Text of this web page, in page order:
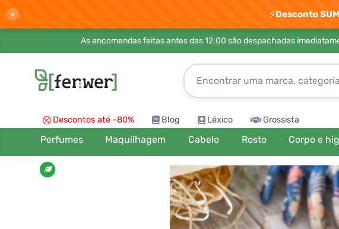
× ⚡Desconto
As encomendas feitas antes das 12:00 são despachadas
Descontos até -80% Blog Léxico Grossista
Perfumes Maquilhagem Cabelo Rosto Corpo e